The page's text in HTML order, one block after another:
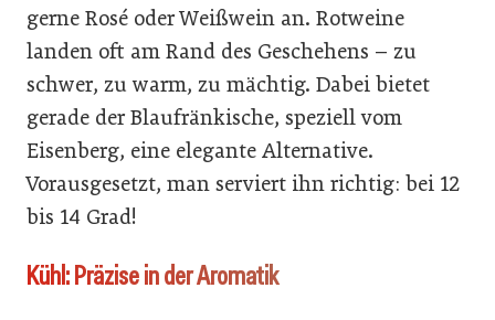
gerne Rosé oder Weißwein an. Rotweine
landen oft am Rand des Geschehens – zu
schwer, zu warm, zu mächtig. Dabei bietet
gerade der Blaufränkische, speziell vom
Eisenberg, eine elegante Alternative.
Vorausgesetzt, man serviert ihn richtig: bei 12
bis 14 Grad!
Kühl: Präzise in der Aromatik